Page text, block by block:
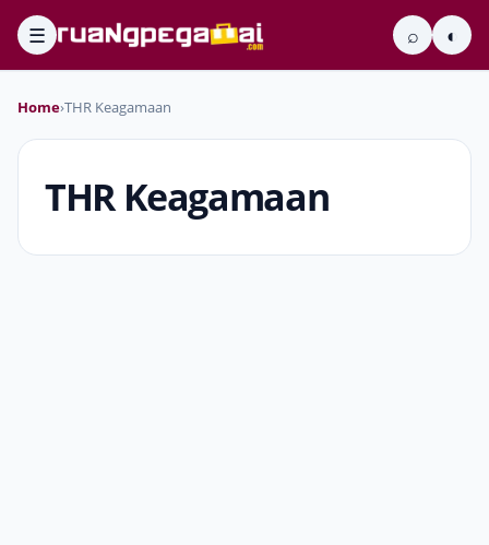
☰ ⌕ ◐
Home›THR Keagamaan
THR Keagamaan